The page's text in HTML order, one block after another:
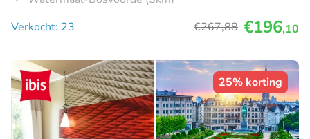
Verkocht: 23
€267,88 €196,10
25% korting